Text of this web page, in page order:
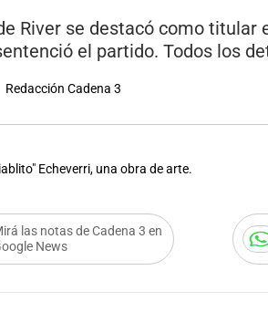
River se destacó como
el partido. Todos los
Redacción Cadena 3
Echeverri, una obra de arte.
las notas de Cadena 3 en
News